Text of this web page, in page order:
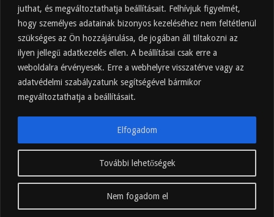
juthat, és megváltoztathatja beállításait. Felhívjuk figyelmét,
hogy személyes adatainak bizonyos kezeléséhez nem feltétlenül
szükséges az Ön hozzájárulása, de jogában áll tiltakozni az
ilyen jellegű adatkezelés ellen. A beállításai csak erre a
weboldalra érvényesek. Erre a webhelyre visszatérve vagy az
adatvédelmi szabályzatunk segítségével bármikor
megváltoztathatja a beállításait.
További lehetőségek
Nem fogadom el
Elfogadom
2025.10.15.
Almaecet – Teljes útmutató:
hatások, felhasználás, kockázatok,
beszerzés
2025.10.14.
Ipari napelem cégeknek – esettanulmányok és
ajánlatkérés
hajnalkor.hu
© Copyright 2025, Minden jog fenntartva.